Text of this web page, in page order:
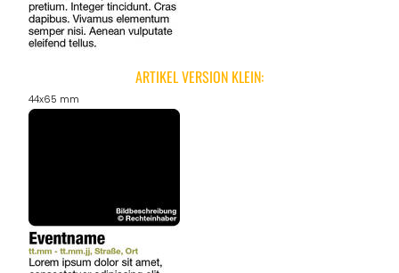
ARTIKEL VERSION KLEIN:
44x65 mm